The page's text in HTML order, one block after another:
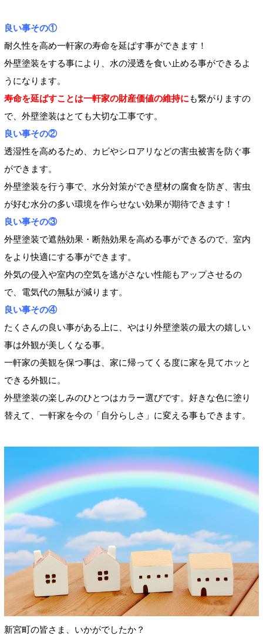
良い事その①
耐久性を高め一軒家の寿命を延ばす事ができます！
外壁塗装をする事により、水の浸透を食い止める事ができるよ
うになります。
寿命を延ばすことは一軒家の財産価値の維持にも繋がりますの
で、外壁塗装はとても大切な工事です。
良い事その②
透湿性を高めるため、カビやシロアリなどの害虫被害を防ぐ事
ができます。
外壁塗装を行う事で、水分対策ができ壁材の腐食を防ぎ、害虫
が好む水分の多い環境を作らせない効果が期待できます！
良い事その③
外壁塗装で遮熱効果・断熱効果を高める事ができるので、室内
をより快適にする事ができます。
外気の侵入や室内の空気を逃がさない性能もアップさせるの
で、電気代の無駄が減ります。
良い事その④
たくさんの良い事がある上に、やはり外壁塗装の最大の嬉しい
事は外観が美しくなる事。
一軒家の美観を保つ事は、家に帰ってくる度に家を見てホッと
できる外観に。
外壁塗装の楽しみのひとつはカラー選びです。好きな色に塗り
替えて、一軒家を今の「自分らしさ」に変える事もできます。
新宮町の皆さま、いかがでしたか？